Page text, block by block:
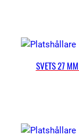
SVETS 27